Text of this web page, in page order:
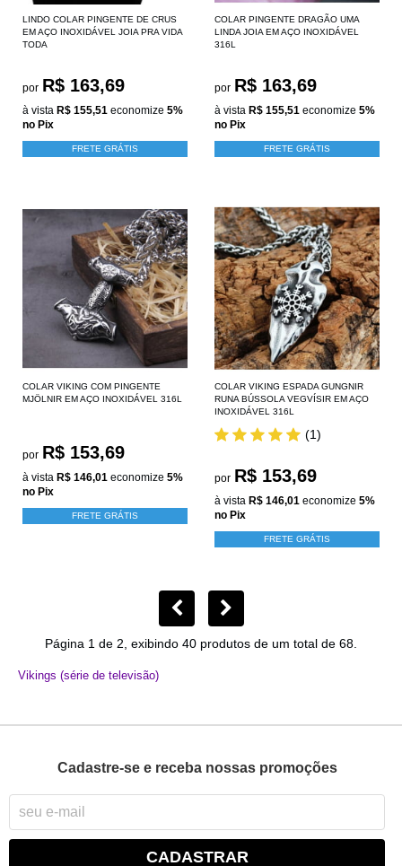
LINDO COLAR PINGENTE DE CRUS
EM AÇO INOXIDÁVEL JOIA PRA VIDA
TODA
por R$ 163,69
à vista R$ 155,51 economize 5%
no Pix
FRETE GRÁTIS
COLAR PINGENTE DRAGÃO UMA
LINDA JOIA EM AÇO INOXIDÁVEL
316L
por R$ 163,69
à vista R$ 155,51 economize 5%
no Pix
FRETE GRÁTIS
COLAR VIKING COM PINGENTE
MJÖLNIR EM AÇO INOXIDÁVEL 316L
por R$ 153,69
à vista R$ 146,01 economize 5%
no Pix
FRETE GRÁTIS
COLAR VIKING ESPADA GUNGNIR
RUNA BÚSSOLA VEGVÍSIR EM AÇO
INOXIDÁVEL 316L
(1)
por R$ 153,69
à vista R$ 146,01 economize 5%
no Pix
FRETE GRÁTIS
Página 1 de 2, exibindo 40 produtos de um total de 68.
Vikings (série de televisão)
Cadastre-se e receba nossas promoções
CADASTRAR